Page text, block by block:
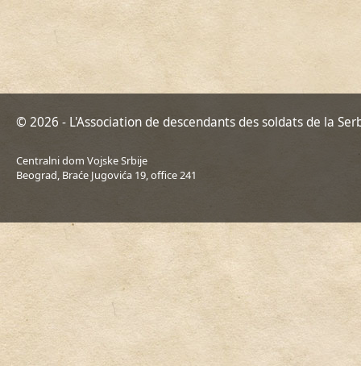
© 2026 - L'Association de descendants des soldats de la
Centralni dom Vojske Srbije
Beograd, Braće Jugovića 19, office 241